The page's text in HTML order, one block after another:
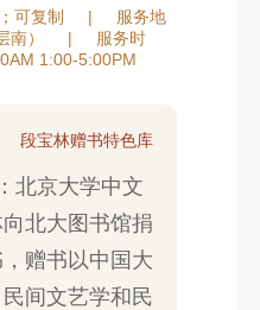
可复制 |
服务地
）
|
服务时
1:00-5:00PM
段宝林赠书特色库
北京大学中文
北大图书馆捐
赠书以中国大
间文艺学和民